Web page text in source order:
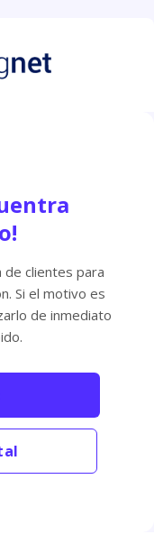
clientes para
Si el motivo es
de inmediato